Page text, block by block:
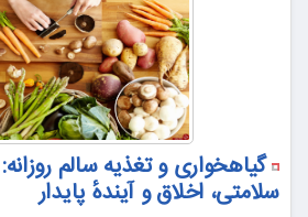
گیاهخواری و تغذیه سالم
سلامتی، اخلاق و آیندهٔ پایدار